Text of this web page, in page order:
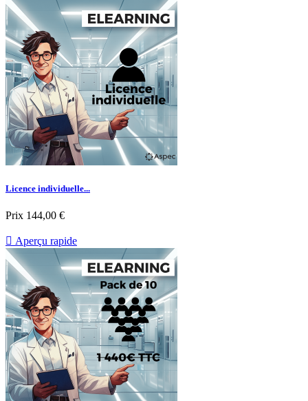
Licence individuelle...
Prix 144,00 €
 Aperçu rapide